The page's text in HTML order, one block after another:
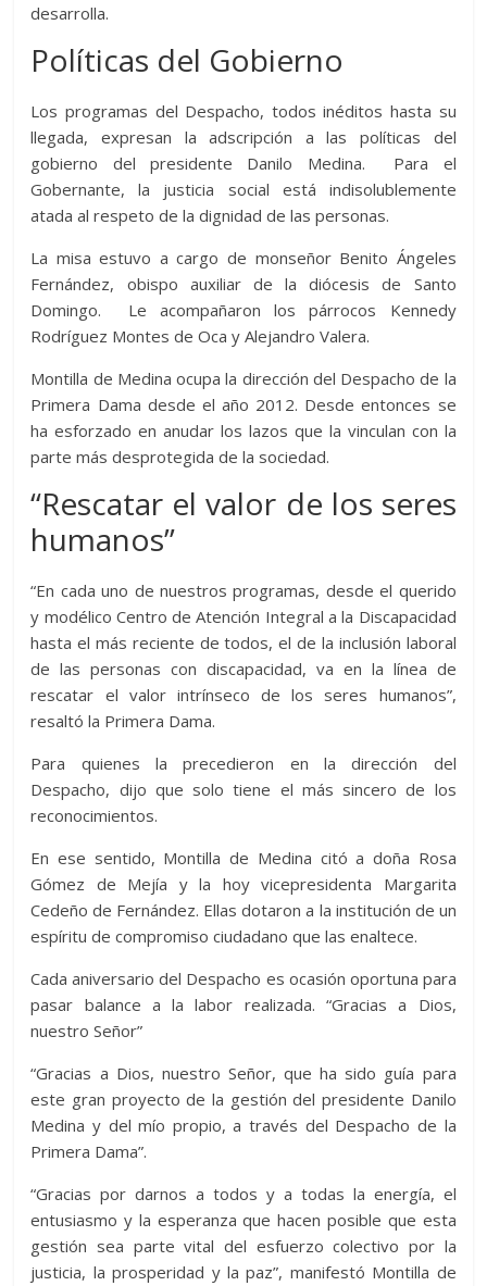
desarrolla.
Políticas del Gobierno
Los programas del Despacho, todos inéditos hasta su
llegada, expresan la adscripción a las políticas del
gobierno del presidente Danilo Medina. Para el
Gobernante, la justicia social está indisolublemente
atada al respeto de la dignidad de las personas.
La misa estuvo a cargo de monseñor Benito Ángeles
Fernández, obispo auxiliar de la diócesis de Santo
Domingo. Le acompañaron los párrocos Kennedy
Rodríguez Montes de Oca y Alejandro Valera.
Montilla de Medina ocupa la dirección del Despacho de la
Primera Dama desde el año 2012. Desde entonces se
ha esforzado en anudar los lazos que la vinculan con la
parte más desprotegida de la sociedad.
“Rescatar el valor de los seres
humanos”
“En cada uno de nuestros programas, desde el querido
y modélico Centro de Atención Integral a la Discapacidad
hasta el más reciente de todos, el de la inclusión laboral
de las personas con discapacidad, va en la línea de
rescatar el valor intrínseco de los seres humanos”,
resaltó la Primera Dama.
Para quienes la precedieron en la dirección del
Despacho, dijo que solo tiene el más sincero de los
reconocimientos.
En ese sentido, Montilla de Medina citó a doña Rosa
Gómez de Mejía y la hoy vicepresidenta Margarita
Cedeño de Fernández. Ellas dotaron a la institución de un
espíritu de compromiso ciudadano que las enaltece.
Cada aniversario del Despacho es ocasión oportuna para
pasar balance a la labor realizada. “Gracias a Dios,
nuestro Señor”
“Gracias a Dios, nuestro Señor, que ha sido guía para
este gran proyecto de la gestión del presidente Danilo
Medina y del mío propio, a través del Despacho de la
Primera Dama”.
“Gracias por darnos a todos y a todas la energía, el
entusiasmo y la esperanza que hacen posible que esta
gestión sea parte vital del esfuerzo colectivo por la
justicia, la prosperidad y la paz”, manifestó Montilla de